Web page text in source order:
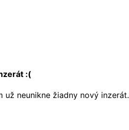
:(
už neunikne žiadny nový inzerát.